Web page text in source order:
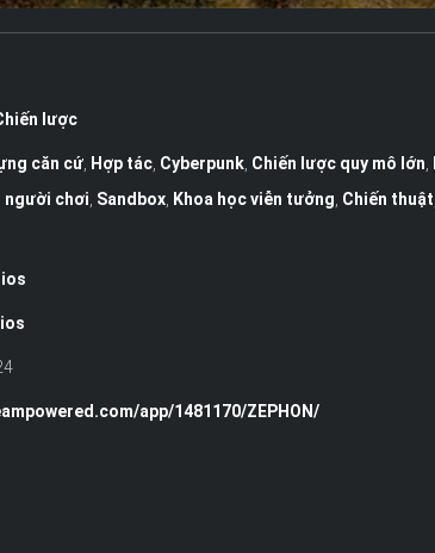
lược
căn cứ, Hợp tác, Cyberpunk, Chiến lược quy mô lớn
người chơi Sandbox, Khoa học viễn tưởng Chiến thuật
app/1481170/ZEPHON/